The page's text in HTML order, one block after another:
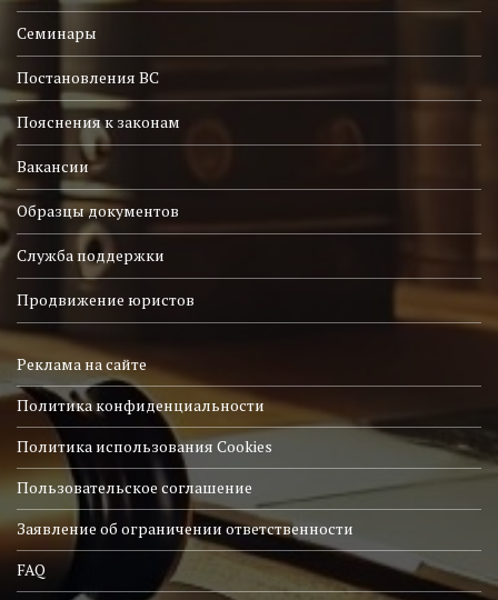
Семинары
Постановления ВС
Пояснения к законам
Вакансии
Образцы документов
Служба поддержки
Продвижение юристов
Реклама на сайте
Политика конфиденциальности
Политика использования Cookies
Пользовательское соглашение
Заявление об ограничении ответственности
FAQ